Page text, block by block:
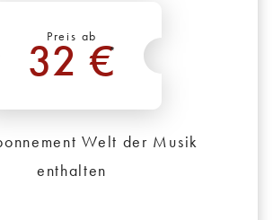
Preis ab
32 €
*
Welt der Musik
enthalten